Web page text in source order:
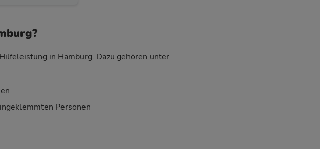
in Hamburg. Dazu gehören unter
Personen